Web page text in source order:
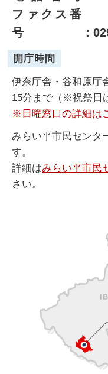
ファクス番
号
：
開庁時間
伊奈庁舎・谷和原庁
15分まで（※祝祭日
※日曜窓口の詳細は
みらい平市民センタ
す。
詳細はみらい平市民
さい。